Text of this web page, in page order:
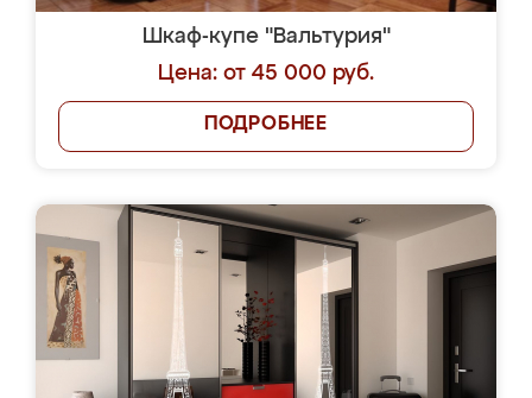
Шкаф-купе "Вальтурия"
Цена: от 45 000 руб.
ПОДРОБНЕЕ